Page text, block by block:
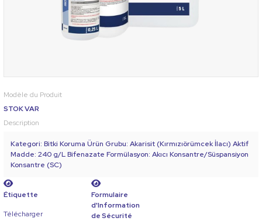
Modèle du Produit
STOK VAR
Description
Kategori: Bitki Koruma Ürün Grubu: Akarisit (Kırmızıörümcek İlacı) Aktif
Madde: 240 g/L Bifenazate Formülasyon: Akıcı Konsantre/Süspansiyon
Konsantre (SC)
Étiquette
Télécharger
Formulaire
d'Information
de Sécurité